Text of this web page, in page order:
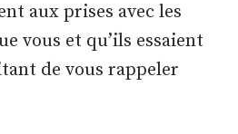
aux prises avec les
vous et qu’ils essaient
de vous rappeler